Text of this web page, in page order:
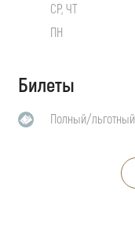
СР, ЧТ
ПН
Билеты
Полный/льготный